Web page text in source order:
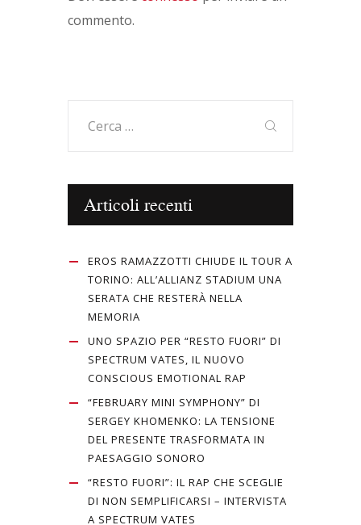
commento.
per:
Articoli recenti
EROS RAMAZZOTTI CHIUDE IL TOUR A
TORINO: ALL’ALLIANZ STADIUM UNA
SERATA CHE RESTERÀ NELLA
MEMORIA
UNO SPAZIO PER “RESTO FUORI” DI
SPECTRUM VATES, IL NUOVO
CONSCIOUS EMOTIONAL RAP
“FEBRUARY MINI SYMPHONY” DI
SERGEY KHOMENKO: LA TENSIONE
DEL PRESENTE TRASFORMATA IN
PAESAGGIO SONORO
“RESTO FUORI”: IL RAP CHE SCEGLIE
DI NON SEMPLIFICARSI – INTERVISTA
A SPECTRUM VATES